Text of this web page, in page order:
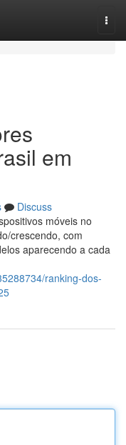
em
Discuss
móveis no
crescendo, com
aparecendo a cada
ranking-dos-